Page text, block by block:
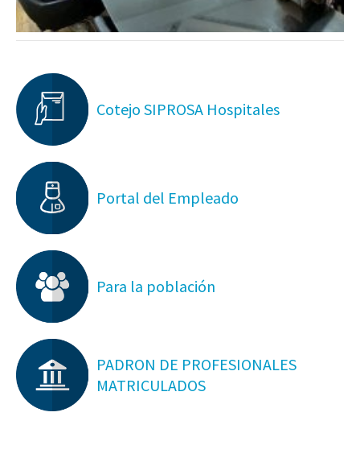
Cotejo SIPROSA Hospitales
Portal del Empleado
Para la población
PADRON DE PROFESIONALES
MATRICULADOS